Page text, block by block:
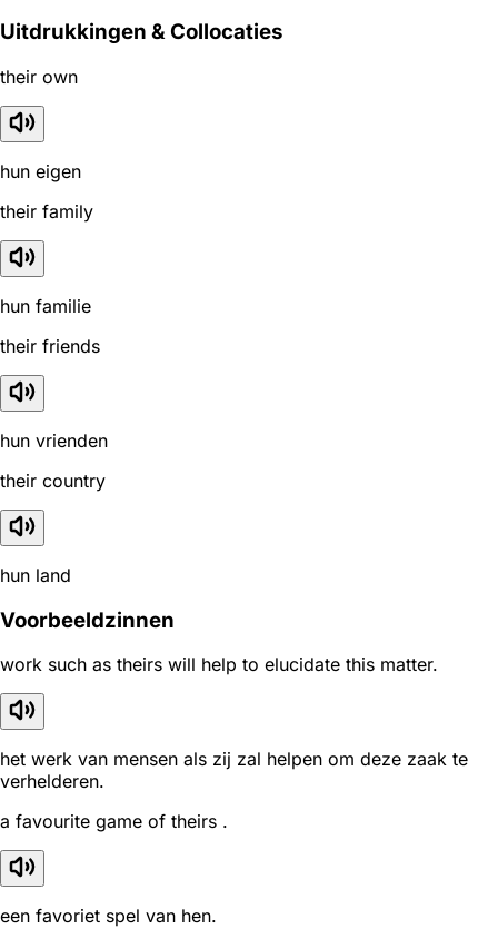
Uitdrukkingen & Collocaties
their own
hun eigen
their family
hun familie
their friends
hun vrienden
their country
hun land
Voorbeeldzinnen
work such as theirs will help to elucidate this matter.
het werk van mensen als zij zal helpen om deze zaak te
verhelderen.
a favourite game of theirs .
een favoriet spel van hen.